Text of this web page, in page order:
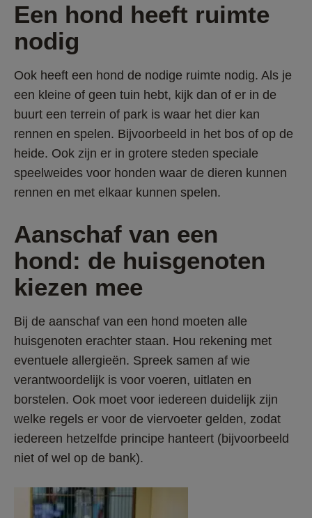
Een hond heeft ruimte
nodig
Ook heeft een hond de nodige ruimte nodig. Als je
een kleine of geen tuin hebt, kijk dan of er in de
buurt een terrein of park is waar het dier kan
rennen en spelen. Bijvoorbeeld in het bos of op de
heide. Ook zijn er in grotere steden speciale
speelweides voor honden waar de dieren kunnen
rennen en met elkaar kunnen spelen.
Aanschaf van een
hond: de huisgenoten
kiezen mee
Bij de aanschaf van een hond moeten alle
huisgenoten erachter staan. Hou rekening met
eventuele allergieën. Spreek samen af wie
verantwoordelijk is voor voeren, uitlaten en
borstelen. Ook moet voor iedereen duidelijk zijn
welke regels er voor de viervoeter gelden, zodat
iedereen hetzelfde principe hanteert (bijvoorbeeld
niet of wel op de bank).